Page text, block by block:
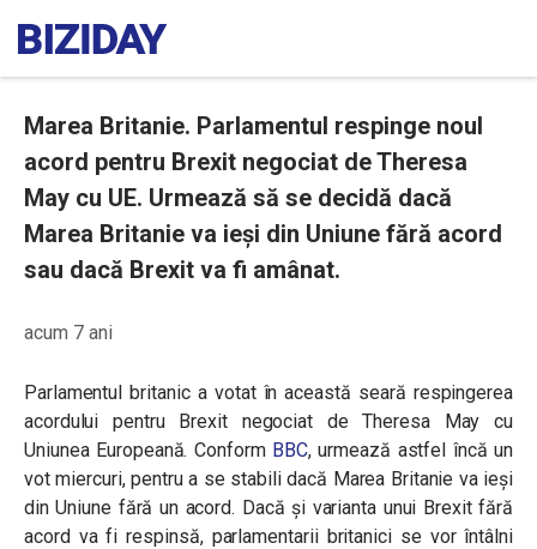
Marea Britanie. Parlamentul respinge noul
acord pentru Brexit negociat de Theresa
May cu UE. Urmează să se decidă dacă
Marea Britanie va ieşi din Uniune fără acord
sau dacă Brexit va fi amânat.
acum 7 ani
Parlamentul britanic a votat în această seară respingerea
acordului pentru Brexit negociat de Theresa May cu
Uniunea Europeană. Conform BBC, urmează astfel încă un
vot miercuri, pentru a se stabili dacă Marea Britanie va ieşi
din Uniune fără un acord. Dacă și varianta unui Brexit fără
acord va fi respinsă, parlamentarii britanici se vor întâlni